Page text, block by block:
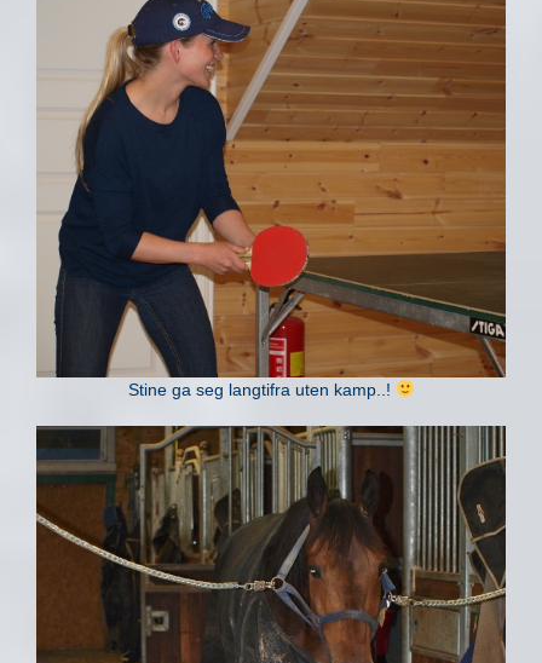
Stine ga seg langtifra uten kamp..!